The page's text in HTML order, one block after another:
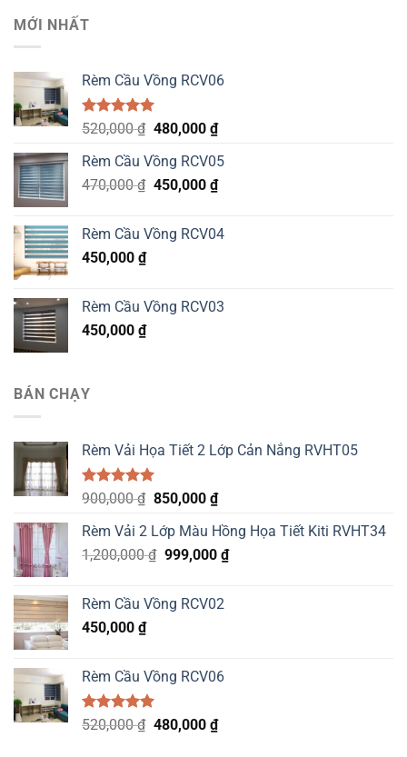
MỚI NHẤT
Rèm Cầu Vồng RCV06
Được xếp
5.00
5 sao
520,000₫ Original
was:
520,000 ₫.
480,000 ₫Current
is:
480,000 ₫.
Rèm Cầu Vồng RCV05
470,000₫ Original
470,000 ₫.
450,000 ₫Current
450,000 ₫.
Rèm Cầu Vồng RCV04
450,000 ₫
Rèm Cầu Vồng RCV03
450,000 ₫
BÁN CHẠY
Rèm Vải Họa Tiết 2 Lớp Cản Nắng RVHT05
Được xếp
5.00
5 sao
900,000₫ Original
was:
900,000 ₫.
850,000 ₫Current
is:
850,000 ₫.
Rèm Vải 2 Lớp Màu Hồng Họa Tiết Kiti RVHT34
1,200,000₫ Original
1,200,000 ₫.
999,000 ₫Current
Rèm Cầu Vồng RCV02
450,000 ₫
Rèm Cầu Vồng RCV06
Được xếp
5.00
520,000₫ Original
480,000 ₫Current